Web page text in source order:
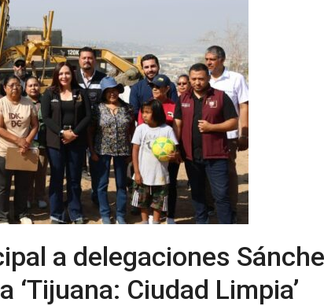
a delegaciones
Ciudad Limpia’